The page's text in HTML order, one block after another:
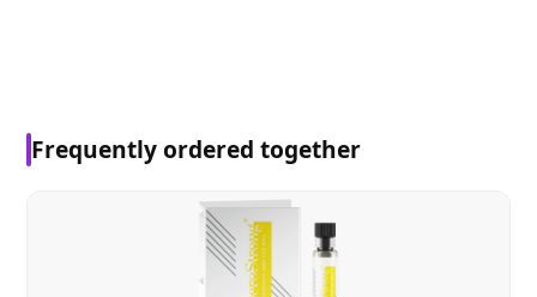
Frequently ordered together